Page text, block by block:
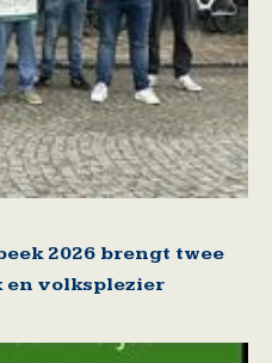
2026 brengt twee
en volksplezier